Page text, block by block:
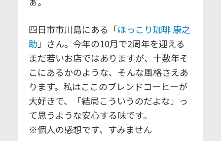
四日市市川島にある「ほっこり珈琲 康之
助」さん。今年の10月で2周年を迎える
まだ若いお店ではありますが、十数年そ
こにあるかのような、そんな風格さえあ
ります。私はここのブレンドコーヒーが
大好きで、「結局こういうのだよな」っ
て思うような安心する味です。
※個人の感想です、すみません